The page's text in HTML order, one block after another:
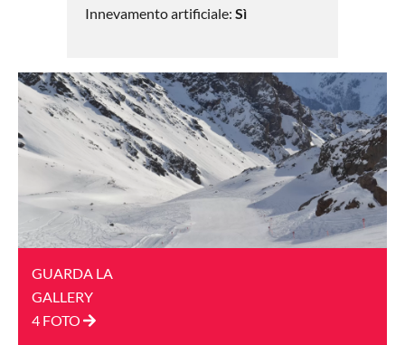
Innevamento artificiale: Sì
GUARDA LA
GALLERY
4 FOTO